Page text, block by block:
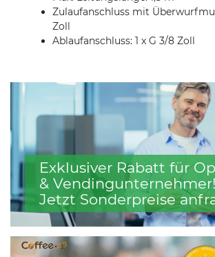
Zulaufanschluss mit
Zoll
Ablaufanschluss: 1 x G 3/8 Zoll
Exklusiver Rabatt für
& Vendingunternehmer!
Jetzt Sonderpreise